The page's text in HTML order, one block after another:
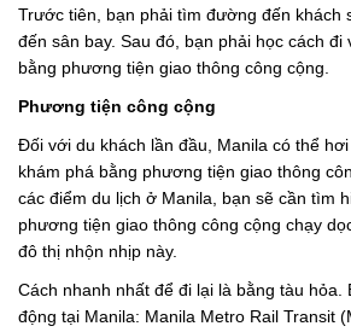
Trước tiên, bạn phải tìm đường đến khách
đến sân bay. Sau đó, bạn phải học cách đi
bằng phương tiện giao thông công cộng.
Phương tiện công cộng
Đối với du khách lần đầu, Manila có thể
khám phá bằng phương tiện giao thông
các điểm du lịch ở Manila, bạn sẽ cần tìm
phương tiện giao thông công cộng chạy
đô thị nhộn nhịp này.
Cách nhanh nhất để đi lại là bằng tàu hỏa.
động tại Manila: Manila Metro Rail Transit